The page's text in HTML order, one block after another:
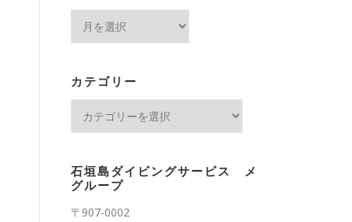
ブ
カテゴリー
ー
石垣島ダイビングサービス メ
グループ
〒907-0002